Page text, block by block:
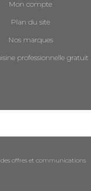
Mon compte
Plan du site
Nos marques
professionnelle gratuit
offres et communications